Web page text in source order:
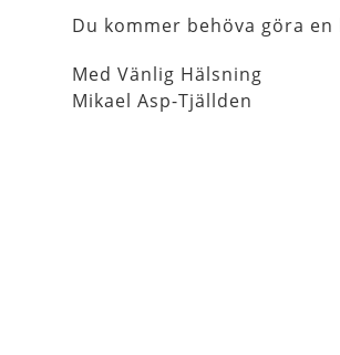
Du kommer behöva göra
Med Vänlig Hälsning
Mikael Asp-Tjällden